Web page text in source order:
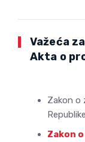
Važeća
Akta o
Zakon o
Zakon